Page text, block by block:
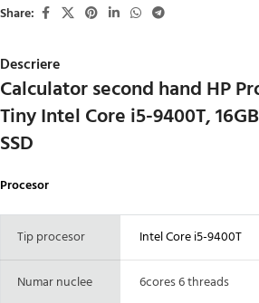
Share:
Descriere
Calculator second hand HP
Tiny Intel Core i5-9400T,
SSD
Procesor
Tip procesor Intel Core i5-9400T
Numar nuclee 6cores 6 threads